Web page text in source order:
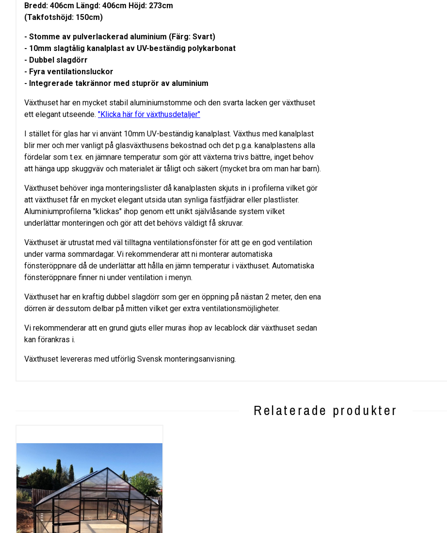
Bredd: 406cm Längd: 406cm Höjd: 273cm
(Takfotshöjd: 150cm)
- Stomme av pulverlackerad aluminium (Färg: Svart)
- 10mm slagtålig kanalplast av UV-beständig polykarbonat
- Dubbel slagdörr
- Fyra ventilationsluckor
- Integrerade takrännor med stuprör av aluminium
Växthuset har en mycket stabil aluminiumstomme och den svarta lacken ger växthuset
ett elegant utseende. "Klicka här för växthusdetaljer"
I stället för glas har vi använt 10mm UV-beständig kanalplast. Växthus med kanalplast
blir mer och mer vanligt på glasväxthusens bekostnad och det p.g.a. kanalplastens alla
fördelar som t.ex. en jämnare temperatur som gör att växterna trivs bättre, inget behov
att hänga upp skuggväv och materialet är tåligt och säkert (mycket bra om man har barn).
Växthuset behöver inga monteringslister då kanalplasten skjuts in i profilerna vilket gör
att växthuset får en mycket elegant utsida utan synliga fästfjädrar eller plastlister.
Aluminiumprofilerna "klickas" ihop genom ett unikt självlåsande system vilket
underlättar monteringen och gör att det behövs väldigt få skruvar.
Växthuset är utrustat med väl tilltagna ventilationsfönster för att ge en god ventilation
under varma sommardagar. Vi rekommenderar att ni monterar automatiska
fönsteröppnare då de underlättar att hålla en jämn temperatur i växthuset. Automatiska
fönsteröppnare finner ni under ventilation i menyn.
Växthuset har en kraftig dubbel slagdörr som ger en öppning på nästan 2 meter, den ena
dörren är dessutom delbar på mitten vilket ger extra ventilationsmöjligheter.
Vi rekommenderar att en grund gjuts eller muras ihop av lecablock där växthuset sedan
kan förankras i.
Växthuset levereras med utförlig Svensk monteringsanvisning.
Relaterade produkter